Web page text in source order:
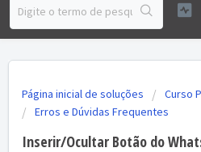
Página inicial de soluções
Curso
Erros e Dúvidas Frequentes
Inserir/Ocultar Botão do